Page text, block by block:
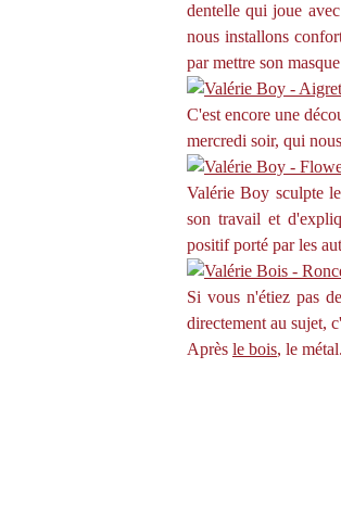
dentelle qui joue
nous installons
par mettre son
C'est encore une
mercredi soir, qui
Valérie Boy sculpte
son travail et
positif porté par les
Si vous n'étiez pas
directement au sujet,
Après le bois, le